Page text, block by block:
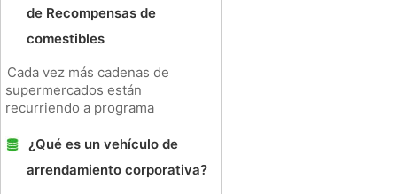
de Recompensas de
comestibles
Cada vez más cadenas de
supermercados están
recurriendo a programa
¿Qué es un vehículo de
arrendamiento corporativa?